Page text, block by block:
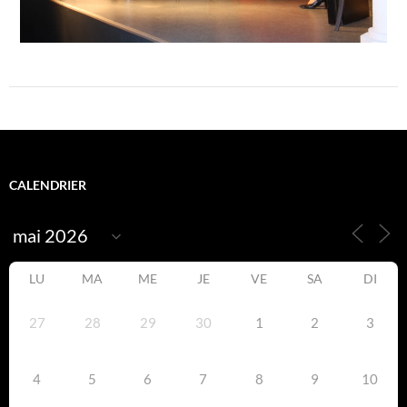
CALENDRIER
LU MA ME JE VE SA DI
27 28 29 30 1 2 3
4 5 6 7 8 9 10